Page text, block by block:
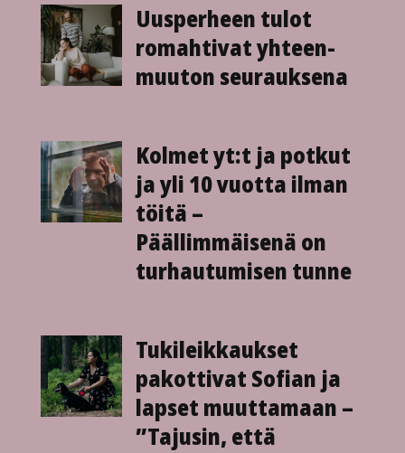
Uusperheen tulot
romahtivat yhteen­
muuton seurauksena
Kolmet yt:t ja potkut
ja yli 10 vuotta ilman
töitä –
Päällimmäisenä on
turhautumisen tunne
Tukileikkaukset
pakottivat Sofian ja
lapset muuttamaan –
”Tajusin, että